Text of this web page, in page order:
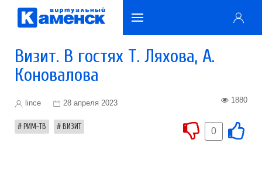
Визит. В гостях Т. Ляхова, А.
Коновалова
lince 28 апреля 2023 1880
РИМ-ТВ ВИЗИТ 0